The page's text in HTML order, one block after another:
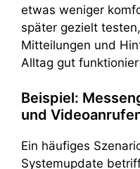
etwas weniger
später gezielt
Mitteilungen und
Alltag gut
Beispiel:
und
Ein häufiges
Systemupdate